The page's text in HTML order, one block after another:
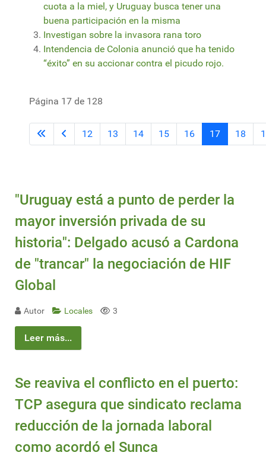
cuota a la miel, y Uruguay busca tener una
buena participación en la misma
Investigan sobre la invasora rana toro
Intendencia de Colonia anunció que ha tenido
“éxito” en su accionar contra el picudo rojo.
Página 17 de 128
12 13 14 15 16 17 18
"Uruguay está a punto de perder la
mayor inversión privada de su
historia": Delgado acusó a Cardona
de "trancar" la negociación de HIF
Global
Autor Locales 3
Leer más...
Se reaviva el conflicto en el puerto:
TCP asegura que sindicato reclama
reducción de la jornada laboral
como acordó el Sunca